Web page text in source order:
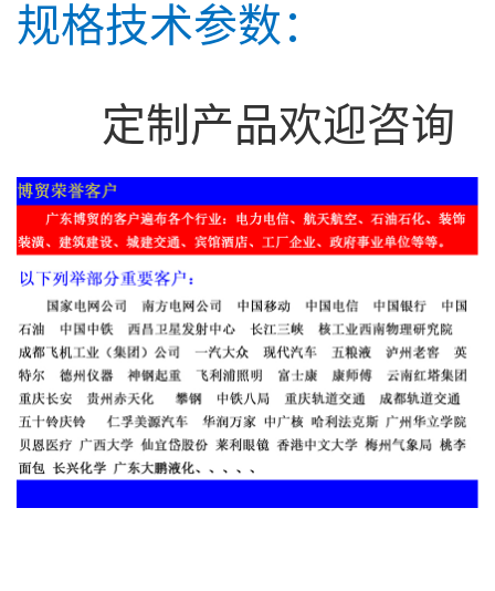
规格技术参数：
定制产品欢迎咨询